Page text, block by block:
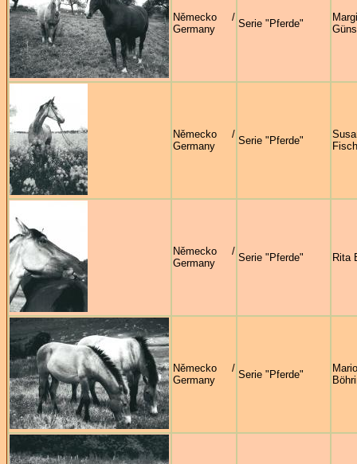
Německo /
Germany
Serie "Pferde"
Německo /
Germany
Serie "Pferde"
Německo /
Germany
Serie "Pferde" Rita
Německo /
Germany
Serie "Pferde"